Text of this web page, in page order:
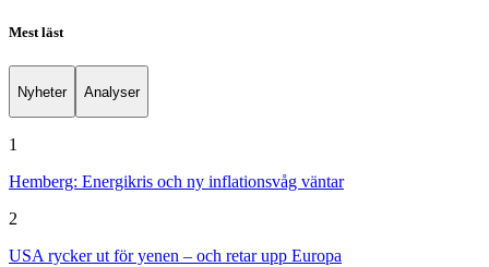
Mest läst
Nyheter Analyser
1
Hemberg: Energikris och ny inflationsvåg väntar
2
USA rycker ut för yenen – och retar upp Europa